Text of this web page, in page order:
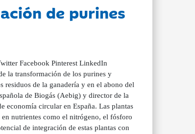
de purines
Facebook Pinterest LinkedIn
la transformación de los purines y
residuos de la ganadería y en el abono del
de Biogás (Aebig) y director de la
economía circular en España. Las plantas
nutrientes como el nitrógeno, el fósforo
de integración de estas plantas con